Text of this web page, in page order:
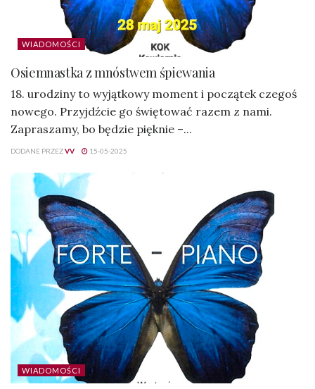
WIADOMOŚCI
Osiemnastka z mnóstwem śpiewania
18. urodziny to wyjątkowy moment i początek czegoś
nowego. Przyjdźcie go świętować razem z nami.
Zapraszamy, bo będzie pięknie –...
DODANE PRZEZVV 15-05-2025
WIADOMOŚCI